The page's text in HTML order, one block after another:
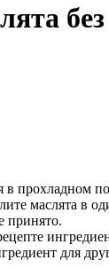
без
прохладном
маслята в
принято.
для